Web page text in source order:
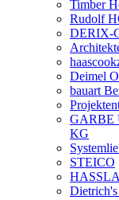
Timber
Rudolf
DERIX-
Deimel
bauart
GARBE
KG
STEICO